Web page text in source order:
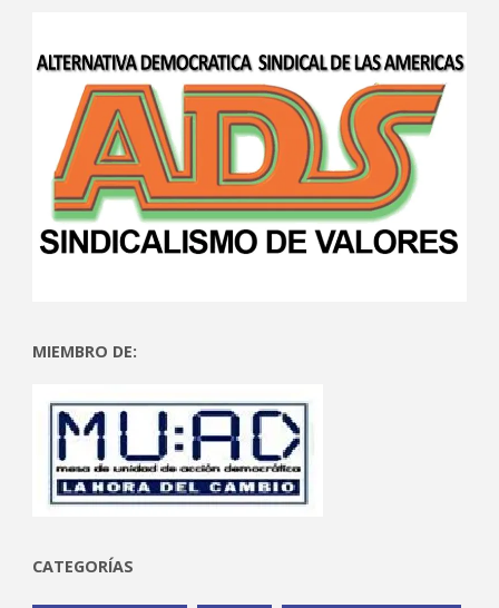
MIEMBRO DE:
CATEGORÍAS